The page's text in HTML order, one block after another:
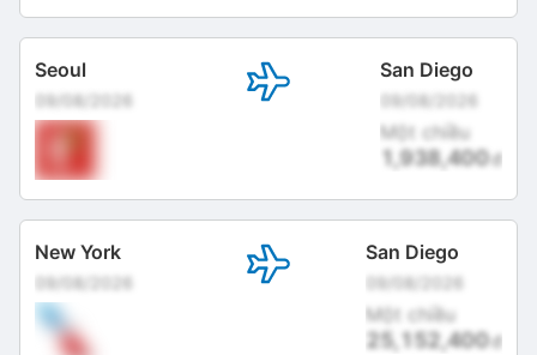
Seoul
09/08/2026
San Diego
09/08/2026
Một chiều
1,938,400đ
New York
09/08/2026
San Diego
09/08/2026
Một chiều
25,152,400đ